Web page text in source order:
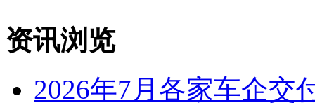
资讯浏览
2026年7月各家车企交